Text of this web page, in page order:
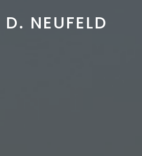
D. NEUFELD